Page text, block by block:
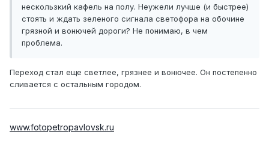
нескользкий кафель на полу. Неужели лучше (и быстрее)
стоять и ждать зеленого сигнала светофора на обочине
грязной и вонючей дороги? Не понимаю, в чем
проблема.
Переход стал еще светлее, грязнее и вонючее. Он постепенно
сливается с остальным городом.
www.fotopetropavlovsk.ru